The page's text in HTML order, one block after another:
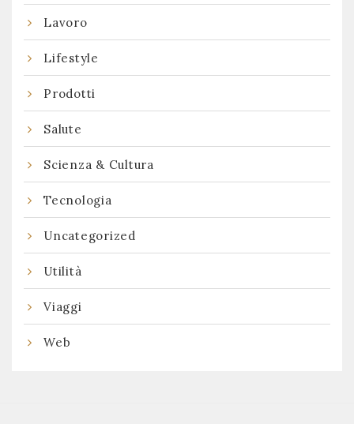
Lavoro
Lifestyle
Prodotti
Salute
Scienza & Cultura
Tecnologia
Uncategorized
Utilità
Viaggi
Web